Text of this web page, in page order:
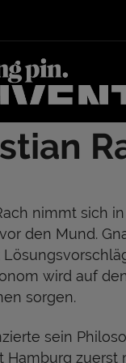
nimmt sich
den Mund.
wird auf
sorgen.
sein
Hamburg